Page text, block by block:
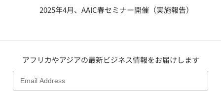
2025年4月、AAIC春セミナー開催（実施報告）
アフリカやアジアの最新ビジネス情報をお届けします